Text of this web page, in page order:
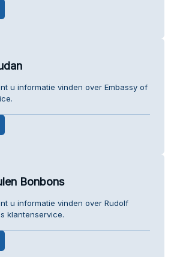
u informatie vinden over Embassy of
Bonbons
u informatie vinden over Rudolf
klantenservice.